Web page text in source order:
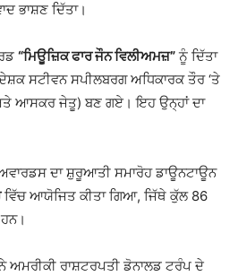
ਭਾਸ਼ਣ ਦਿੱਤਾ।
“ਮਿਊਜ਼ਿਕ ਫਾਰ ਜੌਨ ਵਿਲੀਅਮਜ਼”ਨੂੰ ਦਿੱਤਾ
ਸਟੀਵਨ ਸਪੀਲਬਰਗ ਅਧਿਕਾਰਕ ਤੌਰ ‘ਤੇ
ਆਸਕਰ ਜੇਤੂ) ਬਣ ਗਏ। ਇਹ ਉਨ੍ਹਾਂ ਦਾ
ਦਾ ਸ਼ੁਰੂਆਤੀ ਸਮਾਰੋਹ ਡਾਊਨਟਾਊਨ
ਵਿੱਚ ਆਯੋਜਿਤ ਕੀਤਾ ਗਿਆ, ਜਿੱਥੇ ਕੁੱਲ 86
ਅਮਰੀਕੀ ਰਾਸ਼ਟਰਪਤੀ ਡੋਨਾਲਡ ਟਰੰਪ ਦੇ